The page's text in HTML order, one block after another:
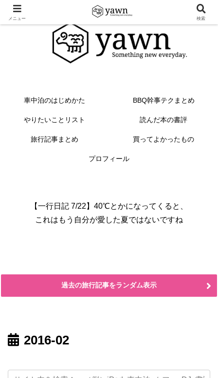
車中泊のはじめかた BBQ幹事テクまとめ
やりたいことリスト 読んだ本の書評
旅行記事まとめ 買ってよかったもの
プロフィール
【一行日記 7/22】40℃とかになってくると、
これはもう自分が愛した夏ではないですね
過去の旅行記事をランダム表示
2016-02
メニュー 検索